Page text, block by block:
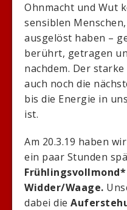
Ohnmacht und Wut
sensiblen
ausgelöst haben –
berührt, getragen
nachdem. Der
auch noch die
bis die Energie in
ist.
Am 20.3.19 haben
ein paar Stunden
Frühlingsvollmond*
Widder/Waage.
dabei die